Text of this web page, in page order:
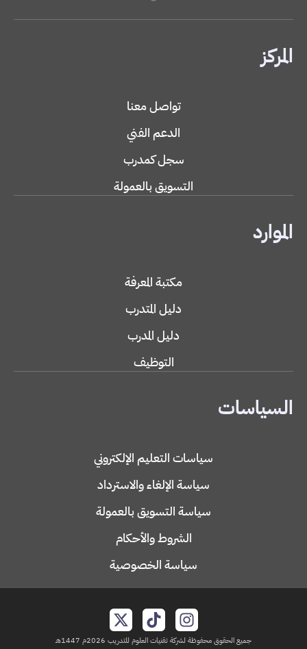
المركز
تواصل معنا
الدعم الفني
سجل كمدرب
التسويق بالعمولة
الموارد
مكتبة المعرفة
دليل المتدرب
دليل المدرب
التوظيف
السياسات
سياسات التعليم الإلكتروني
سياسة الإلغاء والاسترداد
سياسة التسويق بالعمولة
الشروط والأحكام
سياسة الخصوصية
جميع الحقوق محفوظة لشركة تقنيات العلوم للتدريب 2026م 1447هـ